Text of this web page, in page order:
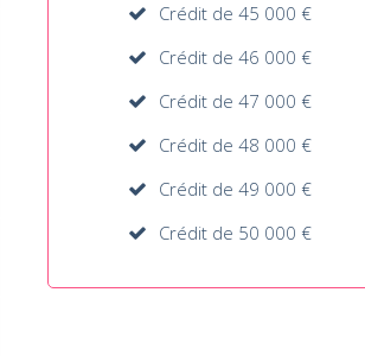
Crédit de 45 000 €
Crédit de 46 000 €
Crédit de 47 000 €
Crédit de 48 000 €
Crédit de 49 000 €
Crédit de 50 000 €